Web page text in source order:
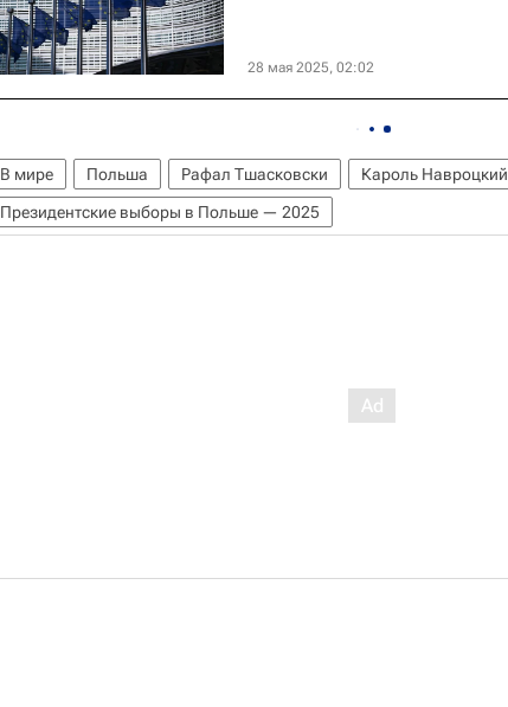
28 мая 2025, 02:02
В мире Польша Рафал Тшасковски Кароль Навроцкий
Президентские выборы в Польше — 2025